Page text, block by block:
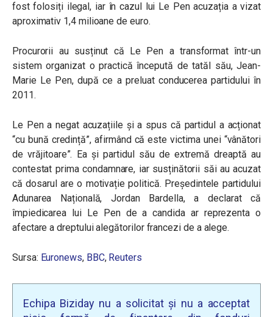
fost folosiți ilegal, iar în cazul lui Le Pen acuzația a vizat
aproximativ 1,4 milioane de euro.
Procurorii au susținut că Le Pen a transformat într-un
sistem organizat o practică începută de tatăl său, Jean-
Marie Le Pen, după ce a preluat conducerea partidului în
2011.
Le Pen a negat acuzațiile și a spus că partidul a acționat
“cu bună credință”, afirmând că este victima unei “vânători
de vrăjitoare”. Ea și partidul său de extremă dreaptă au
contestat prima condamnare, iar susținătorii săi au acuzat
că dosarul are o motivație politică. Președintele partidului
Adunarea Națională, Jordan Bardella, a declarat că
împiedicarea lui Le Pen de a candida ar reprezenta o
afectare a dreptului alegătorilor francezi de a alege.
Sursa: Euronews, BBC, Reuters
Echipa Biziday nu a solicitat și nu a acceptat